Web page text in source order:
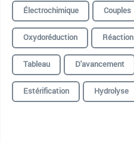
Électrochimique
Couples
Oxydoréduction
Réaction
Tableau
D'avancement
Estérification
Hydrolyse